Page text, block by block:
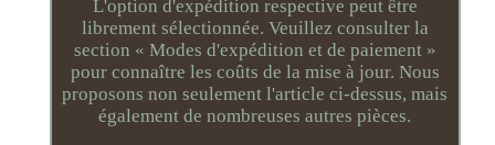
L'option d'expédition respective peut être
librement sélectionnée. Veuillez consulter la
section « Modes d'expédition et de paiement »
pour connaître les coûts de la mise à jour. Nous
proposons non seulement l'article ci-dessus, mais
également de nombreuses autres pièces.